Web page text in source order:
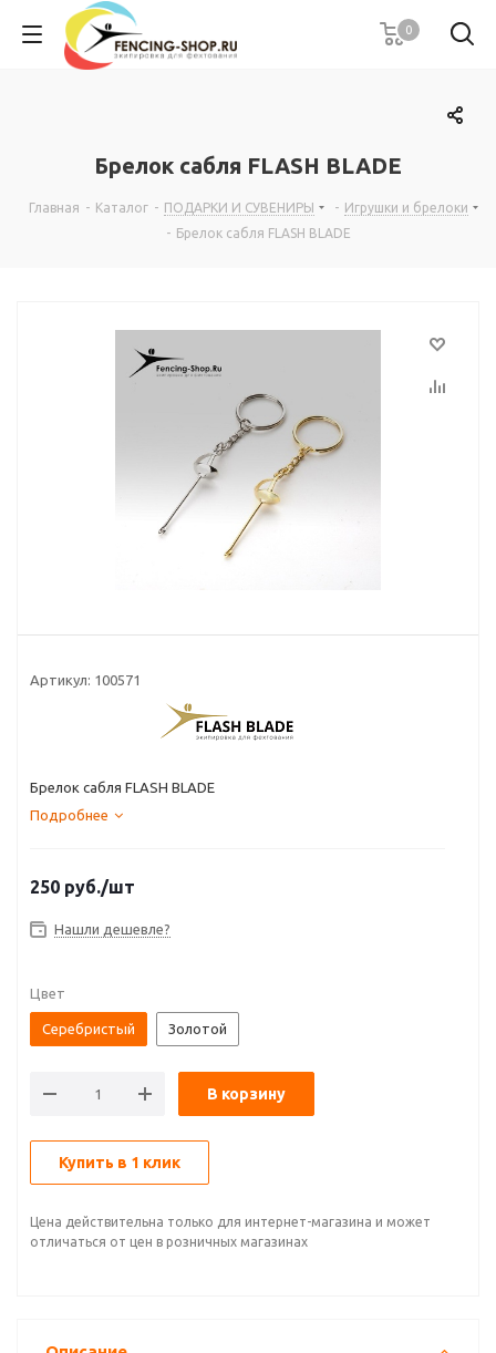
0
Брелок сабля FLASH BLADE
Главная - Каталог - ПОДАРКИ И СУВЕНИРЫ - Игрушки и брелоки
- Брелок сабля FLASH BLADE
Артикул: 100571
Брелок сабля FLASH BLADE
Подробнее
250 руб./шт
Нашли дешевле?
Цвет
Серебристый Золотой
В корзину
Купить в 1 клик
Цена действительна только для интернет-магазина и может
отличаться от цен в розничных магазинах